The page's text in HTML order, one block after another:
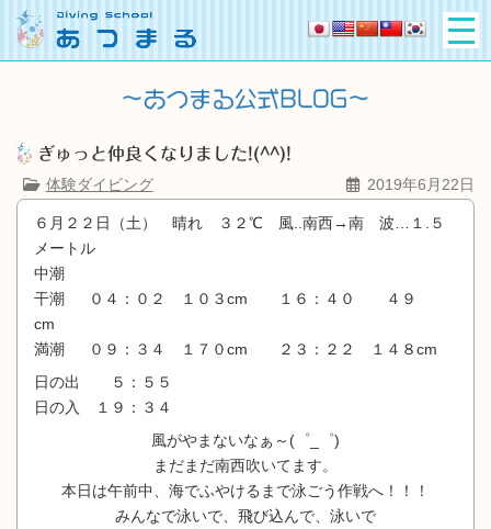
ぎゅっと仲良くなりました!(^^)!
体験ダイビング
2019年6月22日
６月２２日（土） 晴れ ３２℃ 風..南西→南 波…１.５
メートル
中潮
干潮 ０４：０２ １０３cm １６：４０ ４９
cm
満潮 ０９：３４ １７０cm ２３：２２ １４８cm
日の出 ５：５５
日の入 １９：３４
風がやまないなぁ～(゜_゜)
まだまだ南西吹いてます。
本日は午前中、海でふやけるまで泳ごう作戦へ！！！
みんなで泳いで、飛び込んで、泳いで